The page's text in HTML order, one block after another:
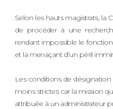
Selon les hauts magistrats, la
de procéder à une
rendant impossible le
et la menaçant d’un péril
Les conditions de
moins strictes car la mission
attribuée à un administrateur